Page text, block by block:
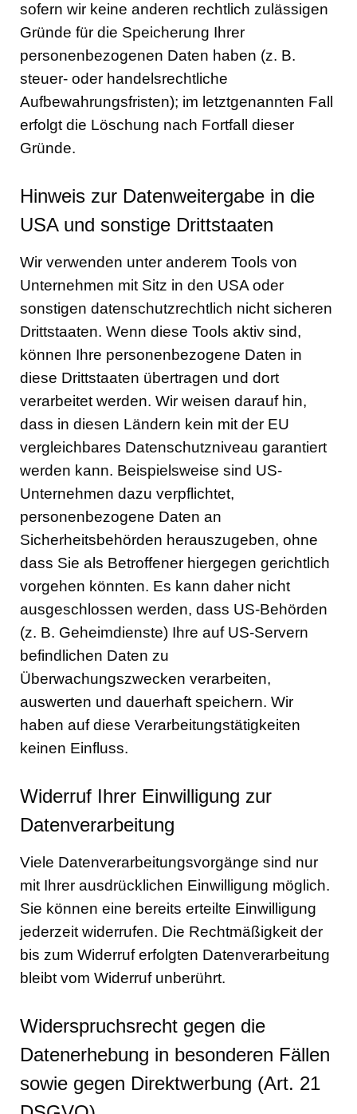
sofern wir keine anderen rechtlich zulässigen
Gründe für die Speicherung Ihrer
personenbezogenen Daten haben (z. B.
steuer- oder handelsrechtliche
Aufbewahrungsfristen); im letztgenannten Fall
erfolgt die Löschung nach Fortfall dieser
Gründe.
Hinweis zur Datenweitergabe in die
USA und sonstige Drittstaaten
Wir verwenden unter anderem Tools von
Unternehmen mit Sitz in den USA oder
sonstigen datenschutzrechtlich nicht sicheren
Drittstaaten. Wenn diese Tools aktiv sind,
können Ihre personenbezogene Daten in
diese Drittstaaten übertragen und dort
verarbeitet werden. Wir weisen darauf hin,
dass in diesen Ländern kein mit der EU
vergleichbares Datenschutzniveau garantiert
werden kann. Beispielsweise sind US-
Unternehmen dazu verpflichtet,
personenbezogene Daten an
Sicherheitsbehörden herauszugeben, ohne
dass Sie als Betroffener hiergegen gerichtlich
vorgehen könnten. Es kann daher nicht
ausgeschlossen werden, dass US-Behörden
(z. B. Geheimdienste) Ihre auf US-Servern
befindlichen Daten zu
Überwachungszwecken verarbeiten,
auswerten und dauerhaft speichern. Wir
haben auf diese Verarbeitungstätigkeiten
keinen Einfluss.
Widerruf Ihrer Einwilligung zur
Datenverarbeitung
Viele Datenverarbeitungsvorgänge sind nur
mit Ihrer ausdrücklichen Einwilligung möglich.
Sie können eine bereits erteilte Einwilligung
jederzeit widerrufen. Die Rechtmäßigkeit der
bis zum Widerruf erfolgten Datenverarbeitung
bleibt vom Widerruf unberührt.
Widerspruchsrecht gegen die
Datenerhebung in besonderen Fällen
sowie gegen Direktwerbung (Art. 21